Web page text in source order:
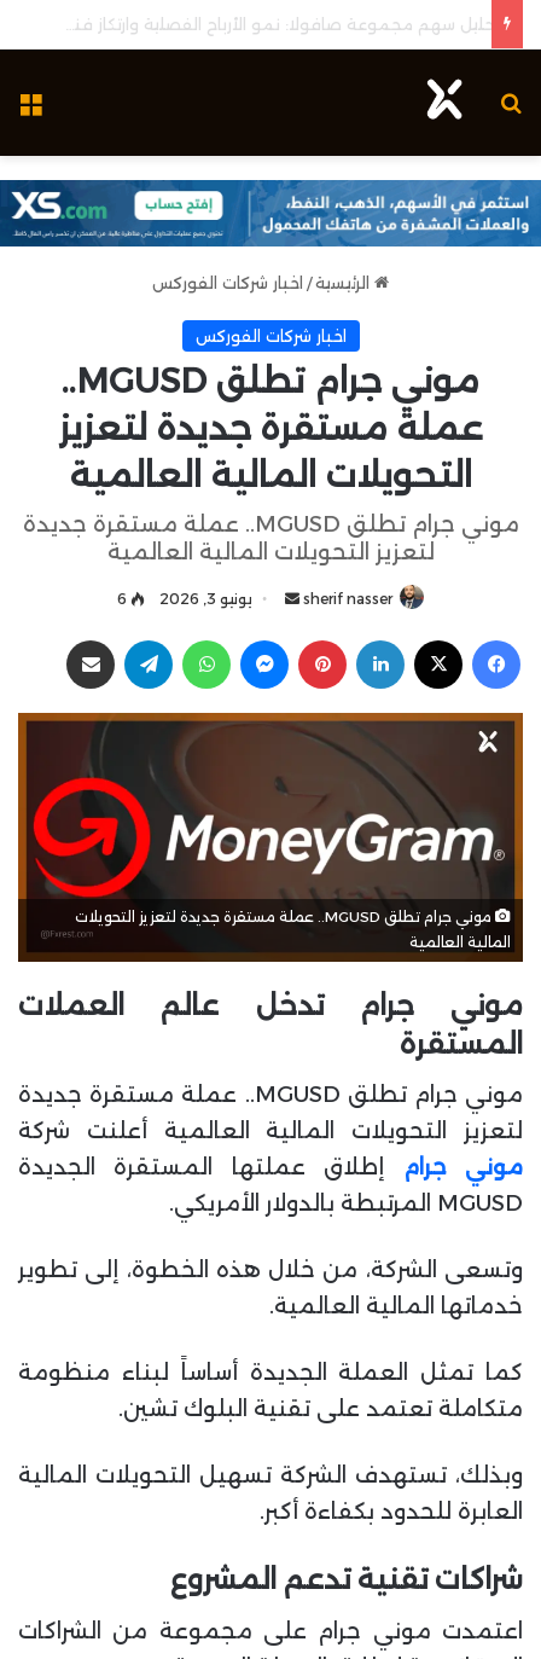
بحث عن
الرئيسية/ اخبار شركات الفوركس
اخبار شركات الفوركس
موني جرام تطلق MGUSD..
عملة مستقرة جديدة لتعزيز
التحويلات المالية العالمية
موني جرام تطلق MGUSD.. عملة مستقرة جديدة
لتعزيز التحويلات المالية العالمية
sherif nasser
س
ل
ب
إ
ل
ك
و
ا
يونيو 3, 2026 6
موني جرام تطلق MGUSD.. عملة مستقرة جديدة لتعزيز التحويلات
المالية العالمية
موني جرام تدخل عالم العملات
المستقرة
موني جرام تطلق MGUSD.. عملة مستقرة جديدة
لتعزيز التحويلات المالية العالمية أعلنت شركة
موني جرام
إطلاق عملتها المستقرة الجديدة
MGUSD المرتبطة بالدولار الأمريكي.
وتسعى الشركة، من خلال هذه الخطوة، إلى تطوير
خدماتها المالية العالمية.
كما تمثل العملة الجديدة أساساً لبناء منظومة
متكاملة تعتمد على تقنية البلوك تشين.
وبذلك، تستهدف الشركة تسهيل التحويلات المالية
العابرة للحدود بكفاءة أكبر.
شراكات تقنية تدعم المشروع
اعتمدت موني جرام على مجموعة من الشراكات